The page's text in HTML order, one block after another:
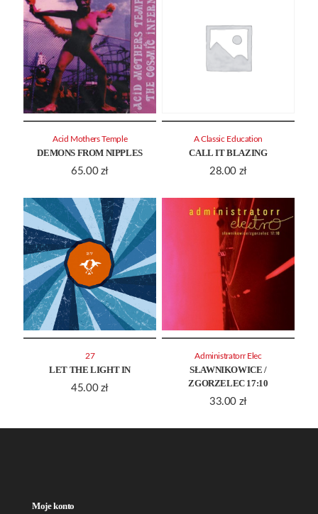
DEMONS FROM NIPPLES
65.00 zł
Acid Mothers Temple
CALL IT BLAZING
28.00 zł
A Classic Education
LET THE LIGHT IN
45.00 zł
27
SŁAWNIKOWICE /
ZGORZELEC 17:10
33.00 zł
Administratorr Elec
Moje konto